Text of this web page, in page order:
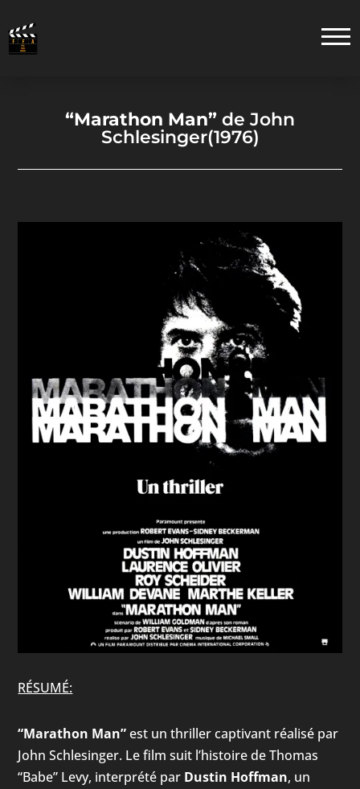
“Marathon Man” de John
Schlesinger(1976)
RÉSUMÉ:
“Marathon Man”est un thriller captivant réalisé par
John Schlesinger. Le film suit l’histoire de Thomas
“Babe” Levy, interprété par Dustin Hoffman, un